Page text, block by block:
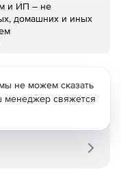
и ИП – не
домашних и иных
не можем сказать
менеджер свяжется